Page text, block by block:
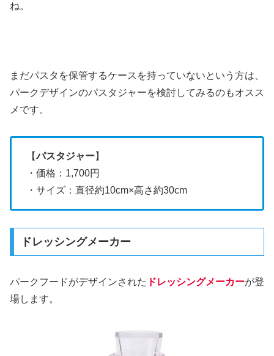
ね。
まだパスタを保管するケースを持っていないという方は、
パークデザインのパスタジャーを検討してみるのもオスス
メです。
【パスタジャー】
・価格：1,700円
・サイズ：直径約10cm×高さ約30cm
ドレッシングメーカー
パークフードがデザインされた ドレッシングメーカーが登
場します。